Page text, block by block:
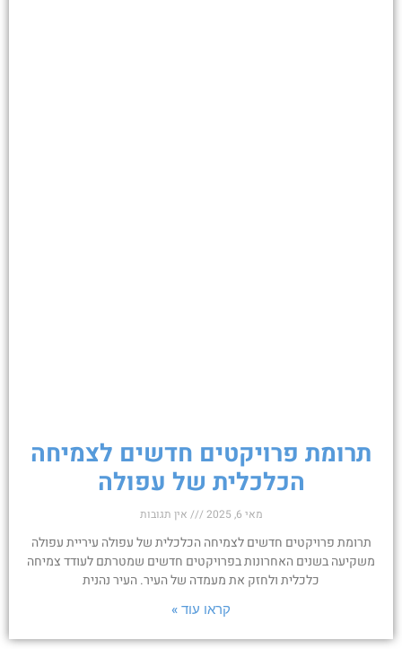
תרומת פרויקטים חדשים לצמיחה
הכלכלית של עפולה
מאי 6, 2025 אין תגובות
תרומת פרויקטים חדשים לצמיחה הכלכלית של עפולה עיריית עפולה
משקיעה בשנים האחרונות בפרויקטים חדשים שמטרתם לעודד צמיחה
כלכלית ולחזק את מעמדה של העיר. העיר נהנית
קראו עוד »